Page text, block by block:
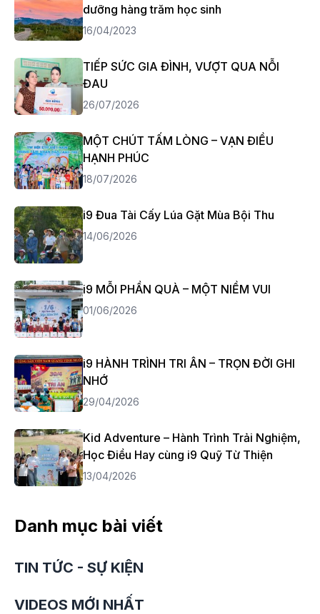
dưỡng hàng trăm học sinh
16/04/2023
TIẾP SỨC GIA ĐÌNH, VƯỢT QUA NỖI
ĐAU
26/07/2026
MỘT CHÚT TẤM LÒNG – VẠN ĐIỀU
HẠNH PHÚC
18/07/2026
i9 Đua Tài Cấy Lúa Gặt Mùa Bội Thu
14/06/2026
i9 MỖI PHẦN QUÀ – MỘT NIỀM VUI
01/06/2026
i9 HÀNH TRÌNH TRI ÂN – TRỌN ĐỜI GHI
NHỚ
29/04/2026
Kid Adventure – Hành Trình Trải Nghiệm,
Học Điều Hay cùng i9 Quỹ Từ Thiện
13/04/2026
Danh mục bài viết
TIN TỨC - SỰ KIỆN
VIDEOS MỚI NHẤT